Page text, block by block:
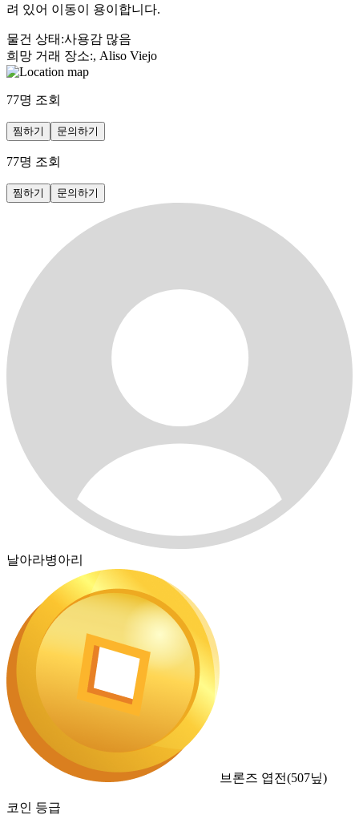
려 있어 이동이 용이합니다.
물건 상태 :사용감 많음
희망 거래 장소:, Aliso Viejo
77명 조회
찜하기 문의하기
77명 조회
찜하기 문의하기
날아라병아리
브론즈 엽전(507닢)
코인 등급